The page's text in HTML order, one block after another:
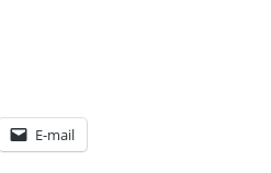
E-mail